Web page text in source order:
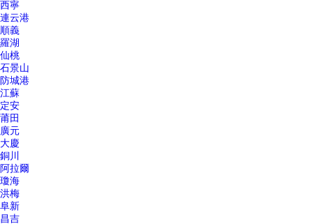
西寧
連云港
順義
羅湖
仙桃
石景山
防城港
江蘇
定安
莆田
廣元
大慶
銅川
阿拉爾
瓊海
洪梅
阜新
昌吉